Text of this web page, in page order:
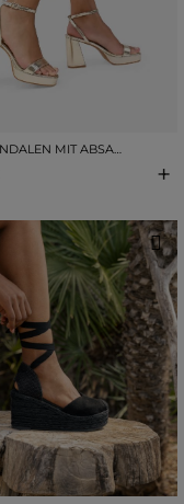
GOLDSANDALEN MIT ABSATZ
+